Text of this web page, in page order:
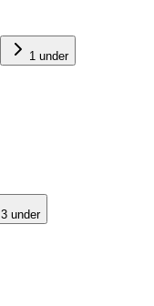
1 under
3 under